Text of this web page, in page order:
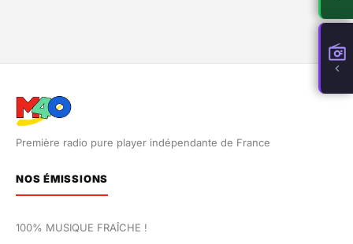
Première radio pure player indépendante de France
NOS ÉMISSIONS
100% MUSIQUE FRAÎCHE !